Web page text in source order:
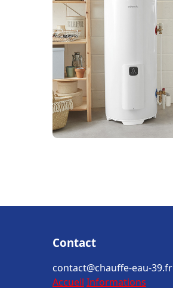
Contact
contact@chauffe-eau-39.fr
Accueil Informations